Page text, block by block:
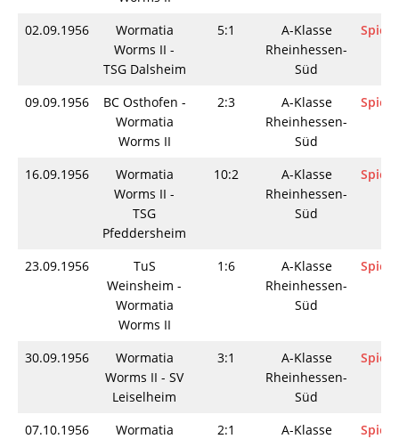
02.09.1956
Wormatia
Worms II -
TSG Dalsheim
5:1
A-Klasse
Rheinhessen-
Süd
09.09.1956
BC Osthofen -
Wormatia
Worms II
2:3
A-Klasse
Rheinhessen-
Süd
16.09.1956
Wormatia
Worms II -
TSG
Pfeddersheim
10:2
A-Klasse
Rheinhessen-
Süd
23.09.1956
TuS
Weinsheim -
Wormatia
Worms II
1:6
A-Klasse
Rheinhessen-
Süd
30.09.1956
Wormatia
Worms II - SV
Leiselheim
3:1
A-Klasse
Rheinhessen-
Süd
07.10.1956
Wormatia
2:1
A-Klasse